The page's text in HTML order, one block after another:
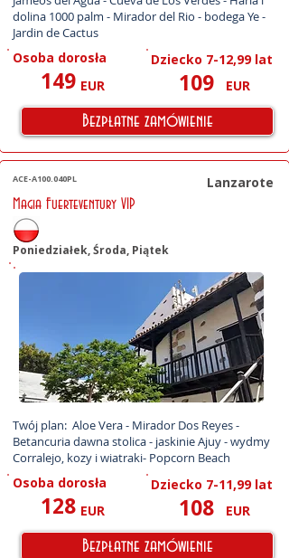
dolina 1000 palm - Mirador del Rio - bodega Ye -
Jardin de Cactus
Osoba dorosła
149 EUR
Dziecko 7-12,99 lat
109 EUR
Bezpłatne zamówienie
ACE-A100.040PL
Lanzarote
Magia Fuerteventury VIP
Poniedziałek, Środa, Piątek
Twój plan:  Aloe Vera - Mirador Dos Reyes -
Betancuria dawna stolica - jaskinie Ajuy - wydmy
Corralejo, kozy i wiatraki- Popcorn Beach
Osoba dorosła
128 EUR
Dziecko 7-11,99 lat
108 EUR
Bezpłatne zamówienie